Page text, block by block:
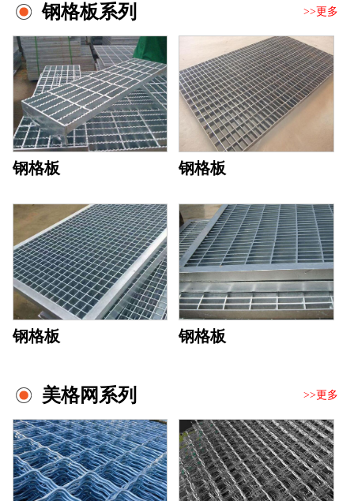
钢格板系列 >>更多
钢格板 钢格板
钢格板 钢格板
美格网系列 >>更多